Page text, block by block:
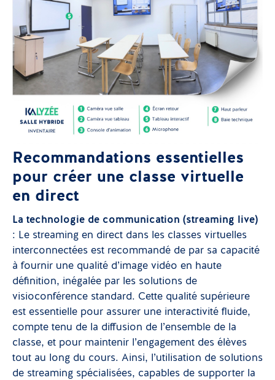
Recommandations essentielles
pour créer une classe virtuelle
en direct
La technologie de communication (streaming live)
: Le streaming en direct dans les classes virtuelles
interconnectées est recommandé de par sa capacité
à fournir une qualité d’image vidéo en haute
définition, inégalée par les solutions de
visioconférence standard. Cette qualité supérieure
est essentielle pour assurer une interactivité fluide,
compte tenu de la diffusion de l’ensemble de la
classe, et pour maintenir l’engagement des élèves
tout au long du cours. Ainsi, l’utilisation de solutions
de streaming spécialisées, capables de supporter la